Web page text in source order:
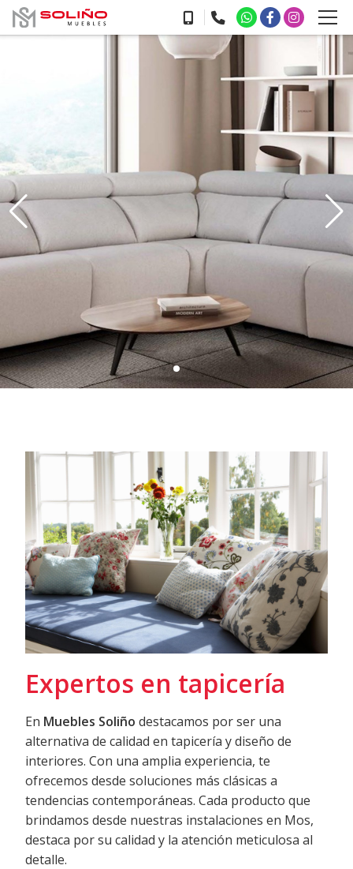
Expertos en tapicería
En Muebles Soliño destacamos por ser una
alternativa de calidad en tapicería y diseño de
interiores. Con una amplia experiencia, te
ofrecemos desde soluciones más clásicas a
tendencias contemporáneas. Cada producto que
brindamos desde nuestras instalaciones en Mos,
destaca por su calidad y la atención meticulosa al
detalle.